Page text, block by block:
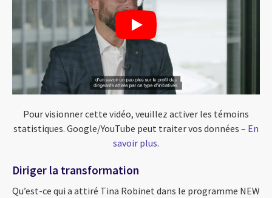
Pour visionner cette vidéo, veuillez activer les témoins
statistiques. Google/YouTube peut traiter vos données – En
savoir plus.
Diriger la transformation
Qu’est-ce qui a attiré Tina Robinet dans le programme NEW